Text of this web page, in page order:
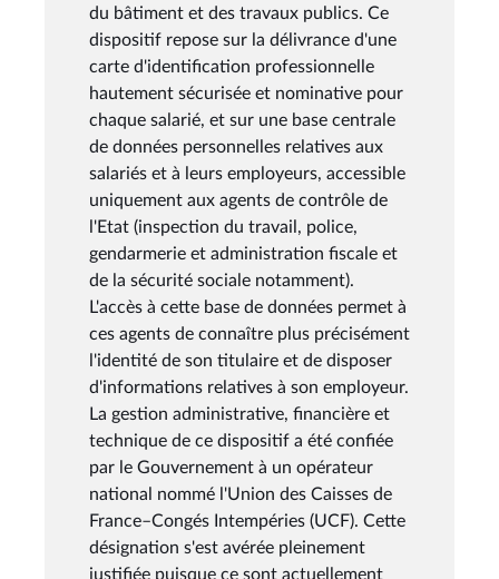
du bâtiment et des travaux publics. Ce
dispositif repose sur la délivrance d'une
carte d'identification professionnelle
hautement sécurisée et nominative pour
chaque salarié, et sur une base centrale
de données personnelles relatives aux
salariés et à leurs employeurs, accessible
uniquement aux agents de contrôle de
l'Etat (inspection du travail, police,
gendarmerie et administration fiscale et
de la sécurité sociale notamment).
L'accès à cette base de données permet à
ces agents de connaître plus précisément
l'identité de son titulaire et de disposer
d'informations relatives à son employeur.
La gestion administrative, financière et
technique de ce dispositif a été confiée
par le Gouvernement à un opérateur
national nommé l'Union des Caisses de
France–Congés Intempéries (UCF). Cette
désignation s'est avérée pleinement
justifiée puisque ce sont actuellement